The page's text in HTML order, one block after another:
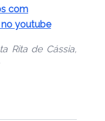
com
youtube
Rita de Cássia,